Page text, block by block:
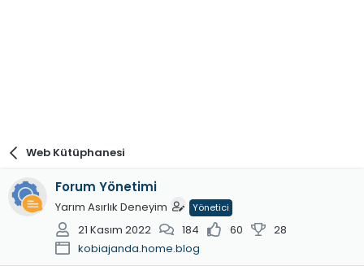
Web Kütüphanesi
Forum Yönetimi
Yarım Asırlık Deneyim Yönetici
21 Kasım 2022 184 60
28
kobiajanda.home.blog